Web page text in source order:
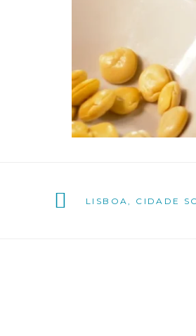
LISBOA, CIDADE